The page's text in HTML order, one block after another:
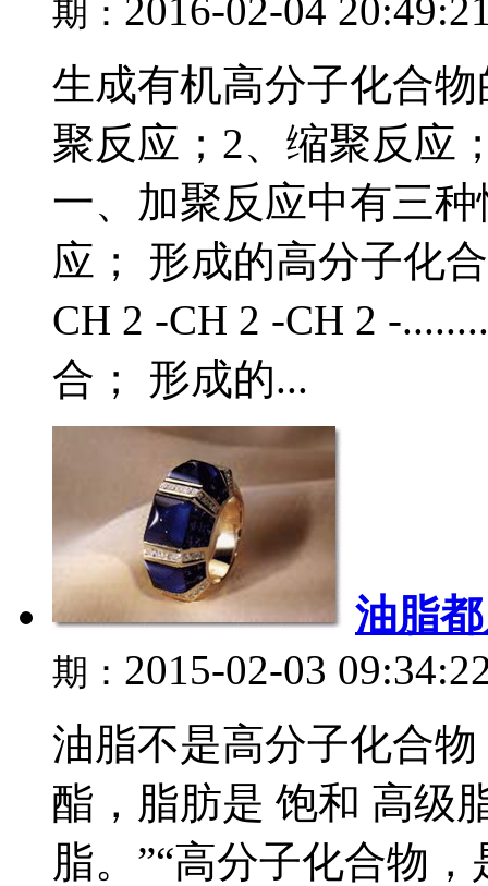
期： 2016-02-04
生成有机高分子化合
聚反应；2、缩聚反应
一、加聚反应中有三
应； 形成的高分子化
CH 2 -CH 2 -CH 2 -
合； 形成的...
油脂
期： 2015-02-03
油脂不是高分子化合
酯，脂肪是 饱和 高级
脂。”“高分子化合物